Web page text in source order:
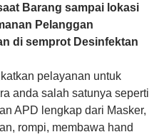
Barang sampai lokasi
Pelanggan
di semprot Desinfektan
pelayanan untuk
anda salah satunya seperti
APD lengkap dari Masker,
rompi, membawa hand